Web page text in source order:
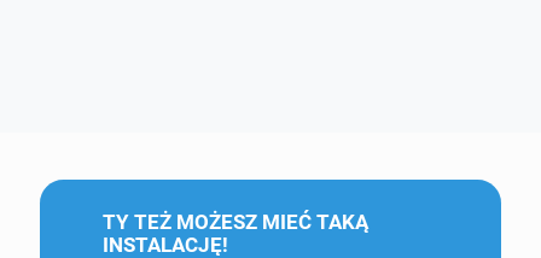
TY TEŻ MOŻESZ MIEĆ TAKĄ
INSTALACJĘ!